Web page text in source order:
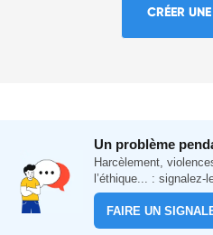
CRÉER
Un problème
Harcèlement,
l’éthique... : signalez-
FAIRE UN